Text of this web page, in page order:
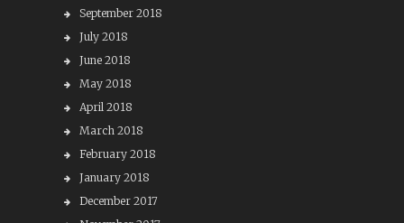
September 2018
July 2018
June 2018
May 2018
April 2018
March 2018
February 2018
January 2018
December 2017